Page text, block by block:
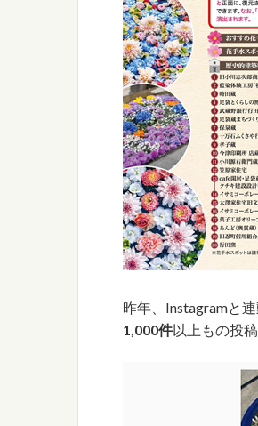
昨年、Instagramと
1,000件以上もの投稿